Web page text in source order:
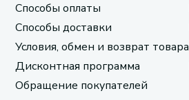
Способы оплаты
Способы доставки
Условия, обмен и возврат товара
Дисконтная программа
Обращение покупателей